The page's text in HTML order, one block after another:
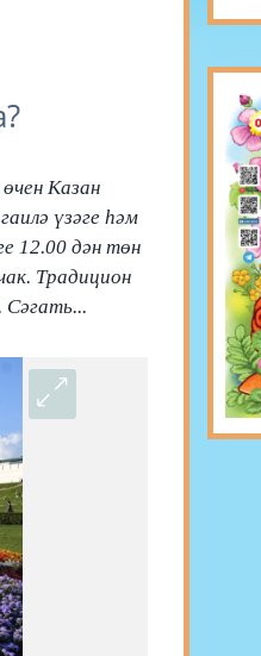
Казан
үзәге һәм
12.00 дән төн
Традицион
Сәгать...